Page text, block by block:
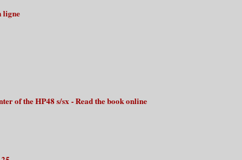
ligne
of the HP48 s/sx - Read the book online